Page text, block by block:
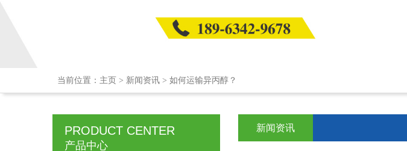
当前位置： 主页 > 新闻资讯 > 如何运输异丙醇？
PRODUCT CENTER
产品中心
新闻资讯